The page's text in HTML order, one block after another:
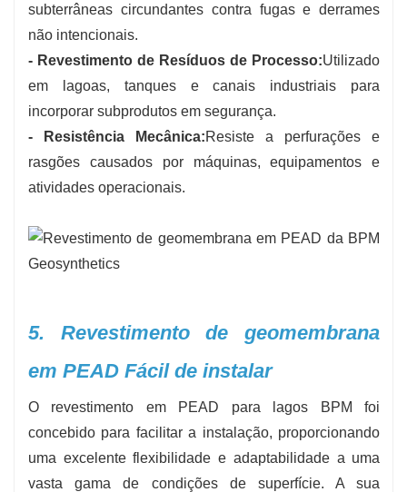
subterrâneas circundantes contra fugas e derrames
não intencionais.
- Revestimento de Resíduos de Processo:Utilizado
em lagoas, tanques e canais industriais para
incorporar subprodutos em segurança.
- Resistência Mecânica:Resiste a perfurações e
rasgões causados ​​por máquinas, equipamentos e
atividades operacionais.
5. Revestimento de geomembrana
em PEAD Fácil de instalar
O revestimento em PEAD para lagos BPM foi
concebido para facilitar a instalação, proporcionando
uma excelente flexibilidade e adaptabilidade a uma
vasta gama de condições de superfície. A sua